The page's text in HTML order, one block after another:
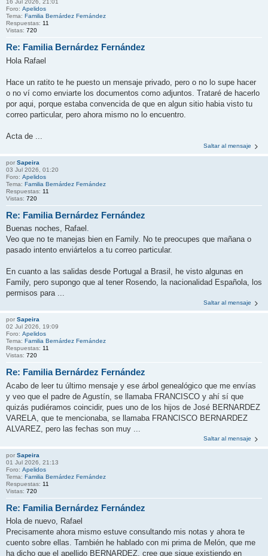
16 Jul 2026, 21:01
Foro: Apelidos
Tema: Familia Bernárdez Fernández
Respuestas: 11
Vistas: 720
Re: Familia Bernárdez Fernández
Hola Rafael
Hace un ratito te he puesto un mensaje privado, pero o no lo supe hacer
o no ví como enviarte los documentos como adjuntos. Trataré de hacerlo
por aqui, porque estaba convencida de que en algun sitio habia visto tu
correo particular, pero ahora mismo no lo encuentro.
Acta de ...
Saltar al mensaje
por Sapeira
03 Jul 2026, 01:20
Foro: Apelidos
Tema: Familia Bernárdez Fernández
Respuestas: 11
Vistas: 720
Re: Familia Bernárdez Fernández
Buenas noches, Rafael.
Veo que no te manejas bien en Family. No te preocupes que mañana o
pasado intento enviártelos a tu correo particular.
En cuanto a las salidas desde Portugal a Brasil, he visto algunas en
Family, pero supongo que al tener Rosendo, la nacionalidad Española, los
permisos para ...
Saltar al mensaje
por Sapeira
02 Jul 2026, 19:09
Foro: Apelidos
Tema: Familia Bernárdez Fernández
Respuestas: 11
Vistas: 720
Re: Familia Bernárdez Fernández
Acabo de leer tu último mensaje y ese árbol genealógico que me envías
y veo que el padre de Agustín, se llamaba FRANCISCO y ahí sí que
quizás pudiéramos coincidir, pues uno de los hijos de José BERNARDEZ
VARELA, que te mencionaba, se llamaba FRANCISCO BERNARDEZ
ALVAREZ, pero las fechas son muy ...
Saltar al mensaje
por Sapeira
01 Jul 2026, 21:13
Foro: Apelidos
Tema: Familia Bernárdez Fernández
Respuestas: 11
Vistas: 720
Re: Familia Bernárdez Fernández
Hola de nuevo, Rafael
Precisamente ahora mismo estuve consultando mis notas y ahora te
cuento sobre ellas. También he hablado con mi prima de Melón, que me
ha dicho que el apellido BERNARDEZ, cree que sigue existiendo en